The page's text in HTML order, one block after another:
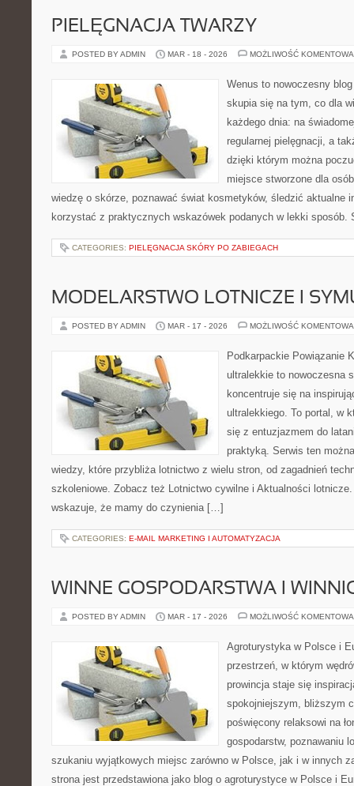
PIELĘGNACJA TWARZY
POSTED BY ADMIN MAR - 18 - 2026 MOŻLIWOŚĆ
Wenus to nowoczesny
skupia się na tym, co dla
każdego dnia: na
regularnej pielęgnacji, a
dzięki którym można
miejsce stworzone dla
wiedzę o skórze, poznawać świat kosmetyków, śledzić aktualne
korzystać z praktycznych wskazówek podanych w lekki sposób.
CATEGORIES: PIELĘGNACJA SKÓRY PO ZABIEGACH
MODELARSTWO LOTNICZE I
POSTED BY ADMIN MAR - 17 - 2026 MOŻLIWOŚĆ
Podkarpackie Powiązanie
ultralekkie to nowoczesna
koncentruje się na
ultralekkiego. To portal, w
się z entuzjazmem do
praktyką. Serwis ten
wiedzy, które przybliża lotnictwo z wielu stron, od zagadnień
szkoleniowe. Zobacz też Lotnictwo cywilne i Aktualności
wskazuje, że mamy do czynienia […]
CATEGORIES: E-MAIL MARKETING I AUTOMATYZACJA
WINNE GOSPODARSTWA I
POSTED BY ADMIN MAR - 17 - 2026 MOŻLIWOŚĆ
Agroturystyka w Polsce i
przestrzeń, w którym
prowincja staje się
spokojniejszym, bliższym
poświęcony relaksowi na
gospodarstw, poznawaniu
szukaniu wyjątkowych miejsc zarówno w Polsce, jak i w innych
strona jest przedstawiona jako blog o agroturystyce w Polsce i